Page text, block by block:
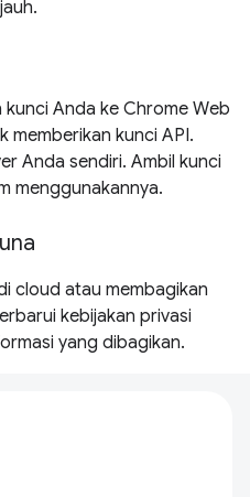
Anda ke Chrome Web
memberikan kunci API.
Anda sendiri. Ambil kunci
menggunakannya.
cloud atau membagikan
kebijakan privasi
yang dibagikan.